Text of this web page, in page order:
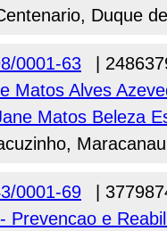
Duque
0001-63
|
Matos Alves
Matos Beleza
0001-69
|
Prevencao e